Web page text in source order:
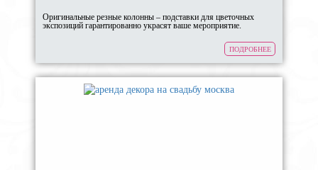
Оригинальные резные колонны – подставки для цветочных
экспозиций гарантированно украсят ваше мероприятие.
ПОДРОБНЕЕ